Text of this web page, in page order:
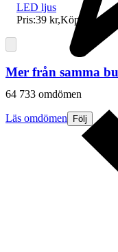
64 733 omdömen
Läs omdömen Följ
LED ljus
Pris:39 kr,Köp nu
Mer från samma